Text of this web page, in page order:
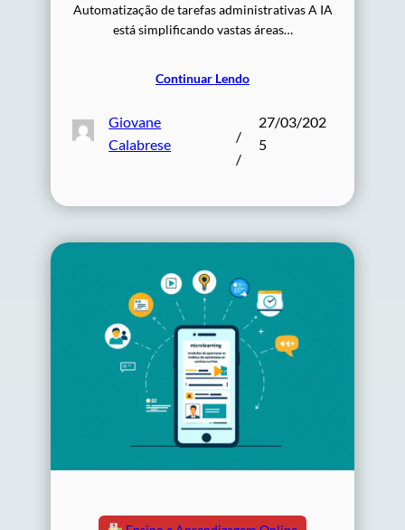
Automatização de tarefas administrativas A IA
está simplificando vastas áreas…
Continuar Lendo
Giovane
Calabrese
/
/
27/03/202
5